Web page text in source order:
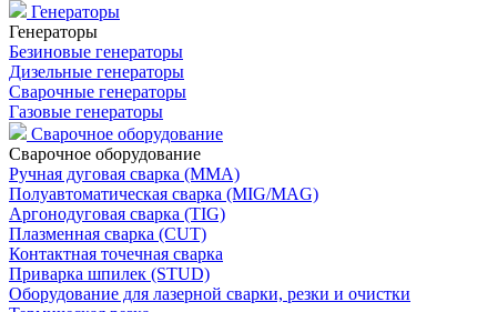
Генераторы
Генераторы
Безиновые генераторы
Дизельные генераторы
Сварочные генераторы
Газовые генераторы
Сварочное оборудование
Сварочное оборудование
Ручная дуговая сварка (MMA)
Полуавтоматическая сварка (MIG/MAG)
Аргонодуговая сварка (TIG)
Плазменная сварка (CUT)
Контактная точечная сварка
Приварка шпилек (STUD)
Оборудование для лазерной сварки, резки и очистки